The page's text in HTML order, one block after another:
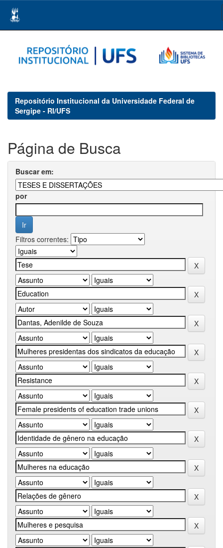
navigation
Repositório Institucional da Universidade Federal de
Sergipe - RI/UFS
Página de Busca
Buscar em:
por
Filtros correntes: